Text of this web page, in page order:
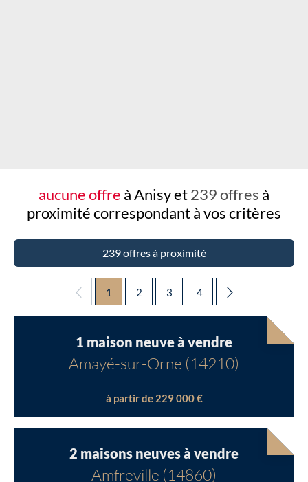
aucune offre à Anisy et239 offres à
proximitécorrespondant à vos critères
239 offres à proximité
1 2 3 4
1 maison neuve à vendre
Amayé-sur-Orne (14210)
à partir de 229 000 €
2 maisons neuves à vendre
Amfreville (14860)